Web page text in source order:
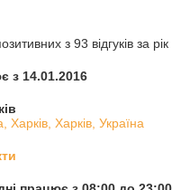
з 93 відгуків за рік
з 14.01.2016
Харків, Харків, Україна